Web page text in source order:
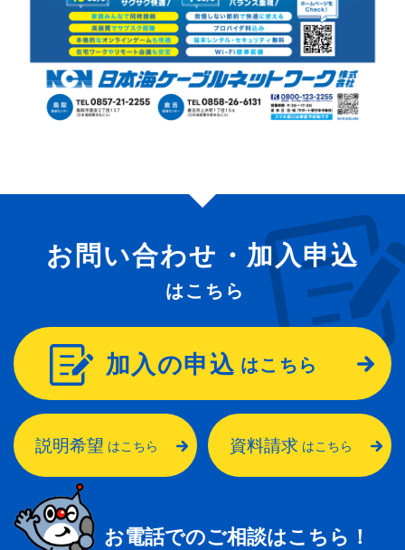
お問い合わせ・加入申込
はこちら
加入の申込 はこちら
説明希望 はこちら 資料請求 はこちら
お電話でのご相談はこちら！